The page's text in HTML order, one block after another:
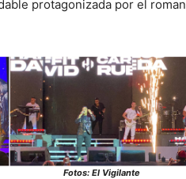
protagonizada por el
Fotos: El Vigilante